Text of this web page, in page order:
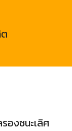
องชนะเลิศ